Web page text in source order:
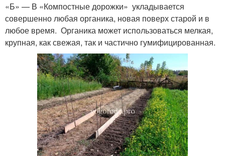
«Б» — В «Компостные дорожки» укладывается
совершенно любая органика, новая поверх старой и в
любое время. Органика может использоваться мелкая,
крупная, как свежая, так и частично гумифицированная.